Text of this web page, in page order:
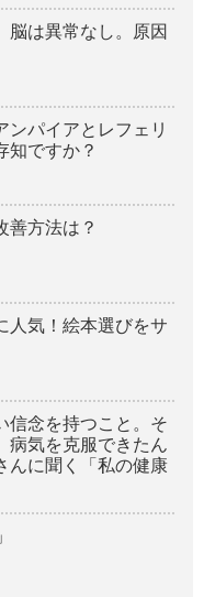
脳は異常なし。原因
ンパイアとレフェリ
知ですか？
善方法は？
人気！絵本選びをサ
信念を持つこと。そ
病気を克服できたん
んに聞く「私の健康